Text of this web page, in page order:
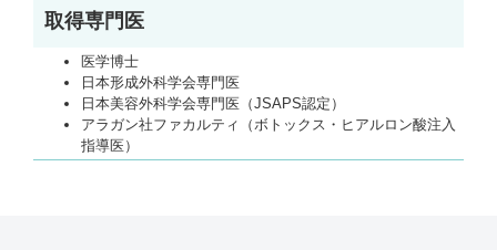
取得専門医
医学博士
日本形成外科学会専門医
日本美容外科学会専門医（JSAPS認定）
アラガン社ファカルティ（ボトックス・ヒアルロン酸注入
指導医）